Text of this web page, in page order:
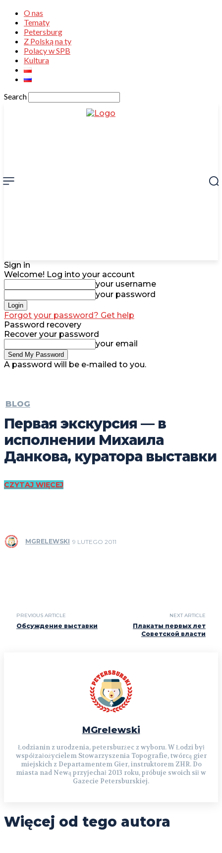
O nas
Tematy
Petersburg
Z Polską na ty
Polacy w SPB
Kultura
Search
Sign in
Welcome! Log into your account
your username
your password
Forgot your password? Get help
Password recovery
Recover your password
your email
A password will be e-mailed to you.
BLOG
Первая экскурсия — в
исполнении Михаила
Данкова, куратора выставки
CZYTAJ WIĘCEJ
MGRELEWSKI 9 LUTEGO 2011
PREVIOUS ARTICLE
Обсуждение выставки
NEXT ARTICLE
Плакаты первых лет
Советской власти
MGrelewski
Łodzianin z urodzenia, petersburżec z wyboru. W Łodzi był
współzałożycielem Stowarzyszenia Topografie, twórcą gier
miejskich z Departamentem Gier, instruktorem ZHR. Do
miasta nad Newą przyjechał 2013 roku, próbuje swoich sił w
Gazecie Petersburskiej.
Więcej od tego autora